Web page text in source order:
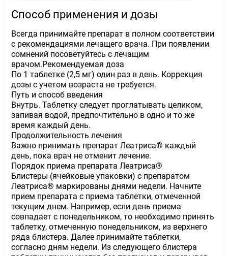
Способ применения и дозы
Всегда принимайте препарат в полном соответствии
с рекомендациями лечащего врача. При появлении
сомнений посоветуйтесь с лечащим
врачом.Рекомендуемая доза
По 1 таблетке (2,5 мг) один раз в день. Коррекция
дозы с учетом возраста не требуется.
Путь и способ введения
Внутрь. Таблетку следует проглатывать целиком,
запивая водой, предпочтительно в одно и то же
время каждый день.
Продолжительность лечения
Важно принимать препарат Леатриса® каждый
день, пока врач не отменит лечение.
Порядок приема препарата Леатриса®
Блистеры (ячейковые упаковки) с препаратом
Леатриса® маркированы днями недели. Начните
прием препарата с приема таблетки, отмеченной
текущим днем. Например, если день приема
совпадает с понедельником, то необходимо принять
таблетку, отмеченную понедельником, из верхнего
ряда блистера. Далее принимайте таблетки,
согласно дням недели. Из следующего блистера